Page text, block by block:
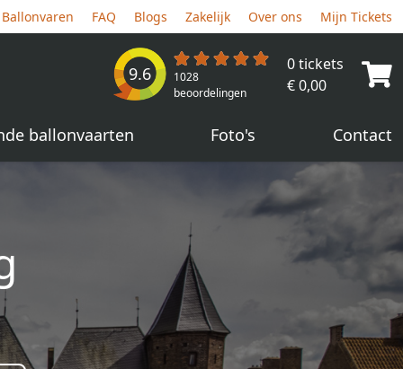
Ballonvaren FAQ Blogs Zakelijk Over ons Mijn Tickets
9.6
1028
beoordelingen
0 tickets
€ 0,00
ballonvaarten Foto's Contact